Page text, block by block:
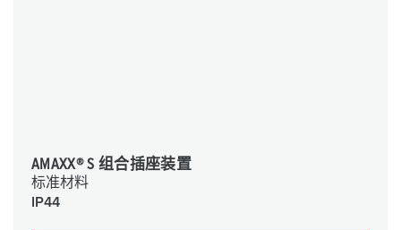
AMAXX® S 组合插座装置
标准材料
IP44